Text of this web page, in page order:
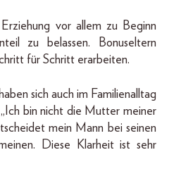
vor allem zu Beginn
zu belassen. Bonuseltern
für Schritt erarbeiten.
sich auch im Familienalltag
bin nicht die Mutter meiner
mein Mann bei seinen
Diese Klarheit ist sehr